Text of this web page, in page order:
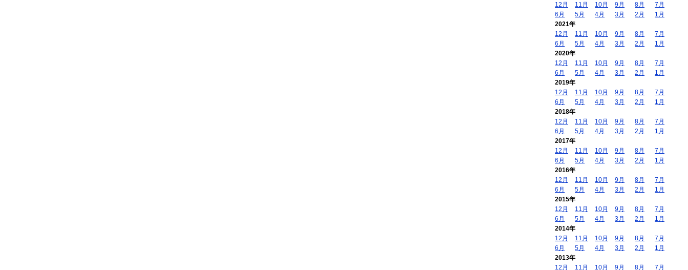
12月
11月 10月 9月 8月
7月
6月
5月 4月 3月 2月
1月
2021年
12月
11月 10月 9月 8月
7月
6月
5月 4月 3月 2月
1月
2020年
12月
11月 10月 9月 8月
7月
6月
5月 4月 3月 2月
1月
2019年
12月
11月 10月 9月 8月
7月
6月
5月 4月 3月 2月
1月
2018年
12月
11月 10月 9月 8月
7月
6月
5月 4月 3月 2月
1月
2017年
12月
11月 10月 9月 8月
7月
6月
5月 4月 3月 2月
1月
2016年
12月
11月 10月 9月 8月
7月
6月
5月 4月 3月 2月
1月
2015年
12月
11月 10月 9月 8月
7月
6月
5月 4月 3月 2月
1月
2014年
12月
11月 10月 9月 8月
7月
6月
5月 4月 3月 2月
1月
2013年
12月
11月 10月 9月 8月 7月